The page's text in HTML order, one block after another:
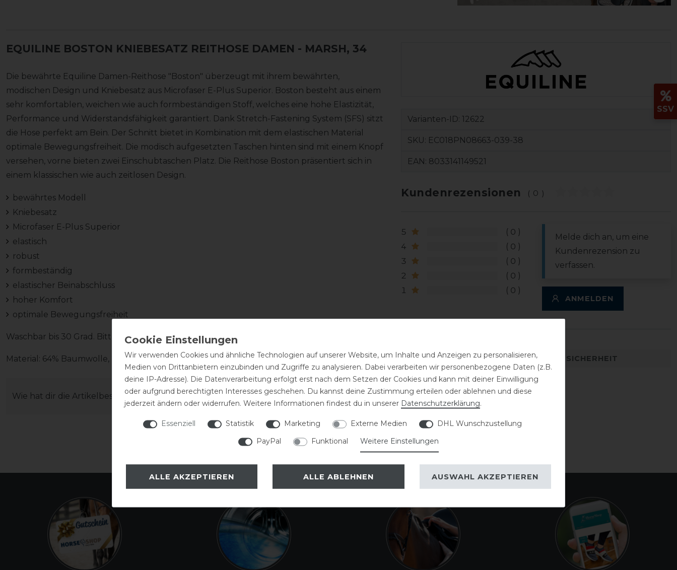
EQUILINE BOSTON KNIEBESATZ REITHOSE DAMEN - MARSH, 34
Die bewährte Equiline Damen-Reithose "Boston" überzeugt mit ihrem bewährten,
modischen Design und Kniebesatz aus Microfaser E-Plus Superior. Boston besteht aus einem
sehr komfortablen, weichen wie auch formbeständigen Stoff, welches eine hohe Elastizität,
Performance und Widerstandsfähigkeit garantiert. Dank Stretch-Fastening System (SFS) sitzt
die Hose perfekt am Bein. Der Schnitt bietet in Kombination mit dem elastischen Material
optimale Bewegungsfreiheit. Die modisch aufgesetzten Taschen hinten sind mit einem Knopf
versehen, vorne bieten zwei Einschubtaschen Platz. Die Reithose Boston präsentiert sich in
einem klassischen wie auch zeitlosen Design.
bewährtes Modell
Kniebesatz
Microfaser E-Plus Superior
elastisch
robust
formbeständig
elastischer Beinabschluss
hoher Komfort
optimale Bewegungsfreiheit
Waschbar bis 30 Grad. Bitte nicht in den Trockner.
Material: 64% Baumwolle, 29% Polyamid, 7% Elasthan
Wie hat dir die Artikelbeschreibung gefallen?
Varianten-ID: 12622
SKU: EC018PN08663-039-38
EAN: 8033141149521
Kundenrezensionen (0)
5
0
4
0
3
0
2
0
1
0
Melde dich an, um eine
Kundenrezension zu
verfassen.
ANMELDEN
DETAILS ZUR PRODUKTSICHERHEIT
SSV
Wir verwenden Cookies und ähnliche Technologien auf unserer Website, um Inhalte und Anzeigen zu personalisieren,
Medien von Drittanbietern einzubinden und Zugriffe zu analysieren. Dabei verarbeiten wir personenbezogene Daten (z.B.
deine IP-Adresse). Die Datenverarbeitung erfolgt erst nach dem Setzen der Cookies und kann mit deiner Einwilligung
oder aufgrund berechtigten Interesses geschehen. Du kannst deine Zustimmung erteilen oder ablehnen und diese
jederzeit ändern oder widerrufen. Weitere Informationen findest du in unserer Daten­schutz­erklärung.
Essenziell Statistik Marketing Externe Medien
DHL Wunschzustellung
PayPal
Funktional Weitere Einstellungen
ALLE AKZEPTIEREN ALLE ABLEHNEN AUSWAHL AKZEPTIEREN